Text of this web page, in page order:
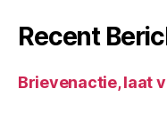
Recent
Brievenactie, laat